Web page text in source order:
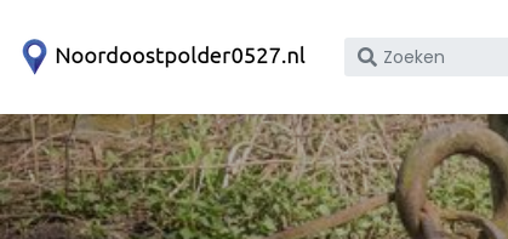
Zoek
bedrijfsnaam
of
KvK
nummer